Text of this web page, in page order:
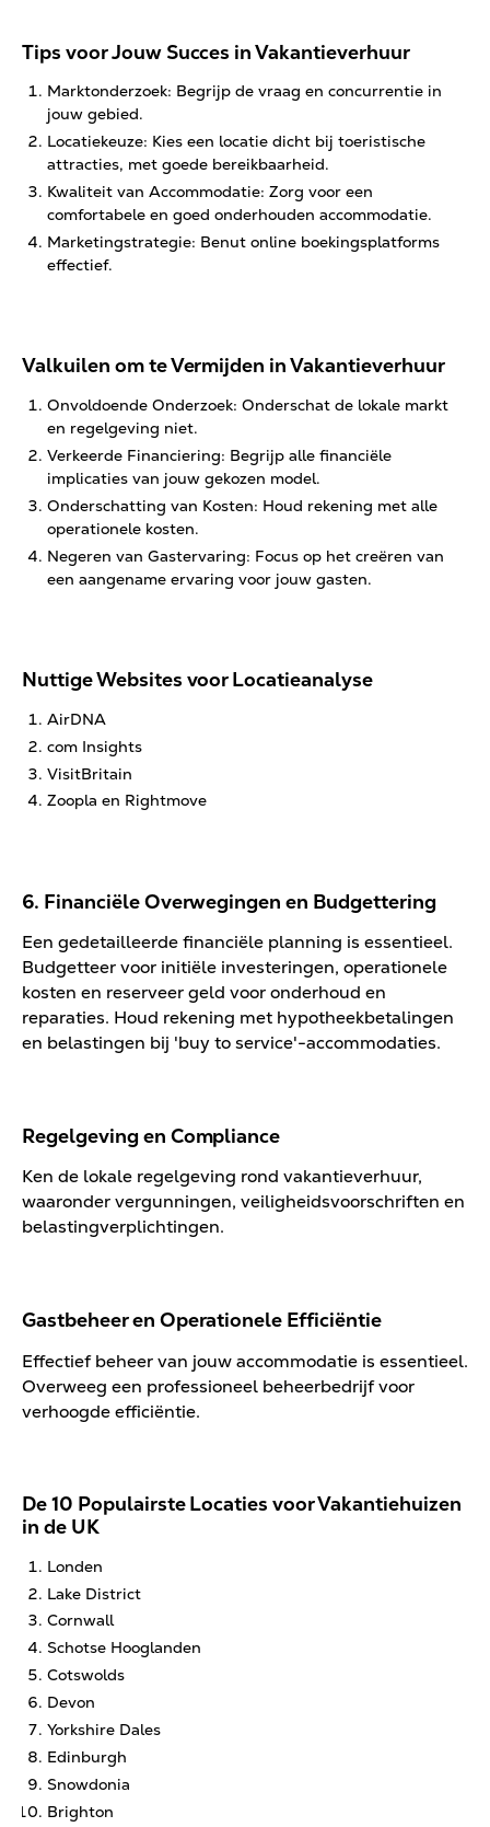
Tips voor Jouw Succes in Vakantieverhuur
Marktonderzoek: Begrijp de vraag en concurrentie in
jouw gebied.
Locatiekeuze: Kies een locatie dicht bij toeristische
attracties, met goede bereikbaarheid.
Kwaliteit van Accommodatie: Zorg voor een
comfortabele en goed onderhouden accommodatie.
Marketingstrategie: Benut online boekingsplatforms
effectief.
Valkuilen om te Vermijden in Vakantieverhuur
Onvoldoende Onderzoek: Onderschat de lokale markt
en regelgeving niet.
Verkeerde Financiering: Begrijp alle financiële
implicaties van jouw gekozen model.
Onderschatting van Kosten: Houd rekening met alle
operationele kosten.
Negeren van Gastervaring: Focus op het creëren van
een aangename ervaring voor jouw gasten.
Nuttige Websites voor Locatieanalyse
AirDNA
com Insights
VisitBritain
Zoopla en Rightmove
6. Financiële Overwegingen en Budgettering
Een gedetailleerde financiële planning is essentieel.
Budgetteer voor initiële investeringen, operationele
kosten en reserveer geld voor onderhoud en
reparaties. Houd rekening met hypotheekbetalingen
en belastingen bij 'buy to service'-accommodaties.
Regelgeving en Compliance
Ken de lokale regelgeving rond vakantieverhuur,
waaronder vergunningen, veiligheidsvoorschriften en
belastingverplichtingen.
Gastbeheer en Operationele Efficiëntie
Effectief beheer van jouw accommodatie is essentieel.
Overweeg een professioneel beheerbedrijf voor
verhoogde efficiëntie.
De 10 Populairste Locaties voor Vakantiehuizen
in de UK
Londen
Lake District
Cornwall
Schotse Hooglanden
Cotswolds
Devon
Yorkshire Dales
Edinburgh
Snowdonia
Brighton